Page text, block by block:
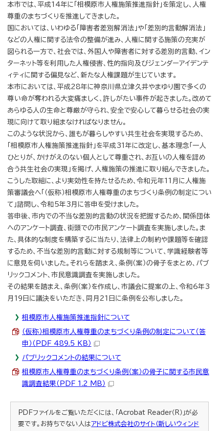
本市では、平成14年に「相模原市人権施策推進指針」を策定し、人権
尊重のまちづくりを推進してきました。
国においては、いわゆる「障害者差別解消法」や「差別的言動解消法」
などの人権に関する法令の整備が進み、人権に関する施策の充実が
図られる一方で、社会では、外国人や障害者に対する差別的言動、イン
ターネット等を利用した人権侵害、性的指向及びジェンダーアイデンテ
ィティに関する偏見など、新たな人権課題が生じています。
本市においては、平成28年に神奈川県立津久井やまゆり園で多くの
尊い命が奪われる大変痛ましく、許しがたい事件が起きました。改めて
あらゆる人の生命と尊厳が守られ、安全で安心して暮らせる社会の実
現に向けて取り組まなければなりません。
このような状況から、誰もが暮らしやすい共生社会を実現するため、
「相模原市人権施策推進指針」を平成31年に改定し、基本理念「一人
ひとりが、かけがえのない個人として尊重され、お互いの人権を認め
合う共生社会の実現」を掲げ、人権施策の推進に取り組んできました。
こうした取組に、より実効性を持たせるため、令和元年11月に人権施
策審議会へ「（仮称）相模原市人権尊重のまちづくり条例の制定につい
て」諮問し、令和5年3月に答申を受けました。
答申後、市内での不当な差別的言動の状況を把握するため、関係団体
へのアンケート調査、街頭での市民アンケート調査を実施しました。ま
た、具体的な制度を構築するに当たり、法律上の制約や課題等を確認
するため、不当な差別的言動に対する規制等について、学識経験者等
に意見を伺いました。それらを踏まえ、条例（案）の骨子をまとめ、パブ
リックコメント、市民意識調査を実施しました。
その結果を踏まえ、条例（案）を作成し、市議会に提案の上、令和6年3
月19日に議決をいただき、同月21日に条例を公布しました。
相模原市人権施策推進指針について
（仮称）相模原市人権尊重のまちづくり条例の制定について（答
申）（PDF 489.5 KB）
パブリックコメントの結果について
相模原市人権尊重のまちづくり条例（案）の骨子に関する市民意
識調査結果（PDF 1.2 MB）
PDFファイルをご覧いただくには、「Acrobat Reader（R）」が必
要です。お持ちでない人はアドビ株式会社のサイト（新しいウィンド